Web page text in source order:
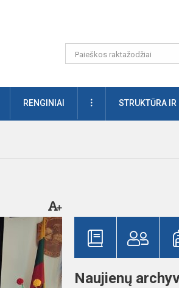
RENGINIAI DAUGIAUSTRUKTŪRA IR
Naujienų